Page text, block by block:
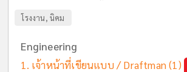
โรงงาน, นิคม
Engineering
เจ้าหน้าที่เขียนแบบ / Draftman(1)